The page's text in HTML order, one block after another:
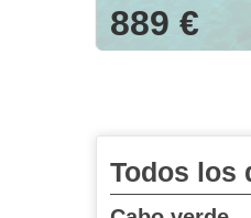
889 €
Todos los